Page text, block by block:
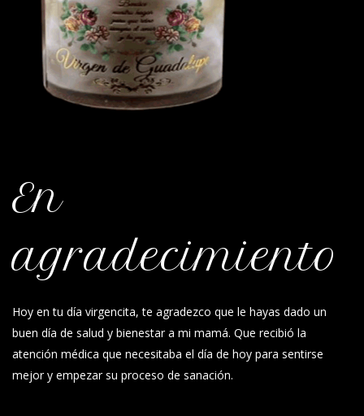
En
agradecimiento
Hoy en tu día virgencita, te agradezco que le hayas dado un
buen día de salud y bienestar a mi mamá. Que recibió la
atención médica que necesitaba el día de hoy para sentirse
mejor y empezar su proceso de sanación.